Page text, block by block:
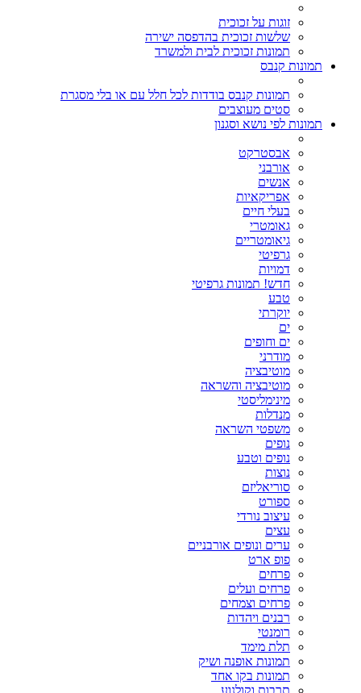
זוגות על זכוכית
שלשות זכוכית בהדפסה ישירה
תמונות זכוכית לבית ולמשרד
תמונות קנבס
תמונות קנבס בודדות לכל חלל עם או בלי מסגרת
סטים מעוצבים
תמונות לפי נושא וסגנון
אבסטרקט
אורבני
אנשים
אפריקאיות
בעלי חיים
גאומטרי
גיאומטריים
גרפיטי
דמויות
חדש! תמונות גרפיטי
טבע
יוקרתי
ים
ים וחופים
מודרני
מוטיבציה
מוטיבציה והשראה
מינימליסטי
מנדלות
משפטי השראה
נופים
נופים וטבע
נוצות
סוריאליזם
ספורט
עיצוב נורדי
עצים
ערים ונופים אורבניים
פופ ארט
פרחים
פרחים ועלים
פרחים וצמחים
רבנים ויהדות
רומנטי
תלת מימד
תמונות אופנה ושיק
תמונות בקו אחד
תרבות וקולנוע